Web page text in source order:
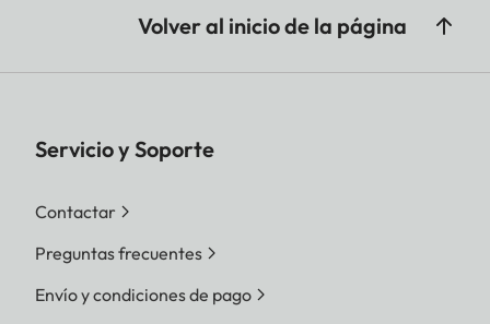
Volver al inicio de la página
Servicio y Soporte
Contactar
Preguntas frecuentes
Envío y condiciones de pago